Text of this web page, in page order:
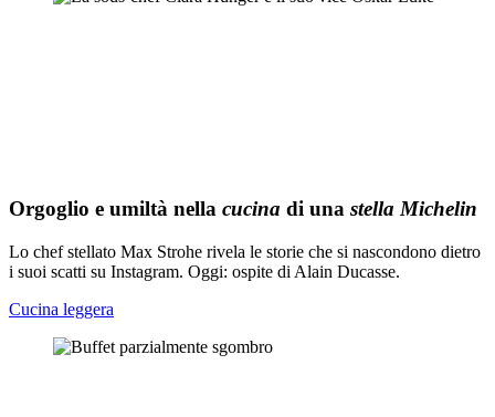
Orgoglio e umiltà nella cucina di una stella Michelin
Lo chef stellato Max Strohe rivela le storie che si nascondono dietro
i suoi scatti su Instagram. Oggi: ospite di Alain Ducasse.
Cucina leggera